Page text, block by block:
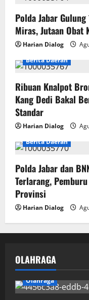
Polda Jabar
Miras, Jutaan Obat
Harian Dialog
Berita Daerah
Ribuan Knalpot
Kang Dedi Bakal
Standar
Harian Dialog
Berita Daerah
Polda Jabar dan
Terlarang,
Provinsi
Harian Dialog
OLAHRAGA
Olahraga